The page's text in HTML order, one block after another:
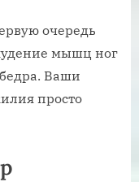
очередь
мышц ног
Ваши
просто